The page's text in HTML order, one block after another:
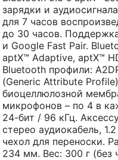
зарядки и
для 7 часов
до 30 часов.
и Google Fast Pair.
aptX™ Adaptive, aptX™
Bluetooth профили:
(Generic Attribute
биоцеллюлозной
микрофонов – по 4 в
24-бит / 96 кГц.
стерео аудиокабель,
чехол для переноски.
234 мм. Вес: 300 г (без